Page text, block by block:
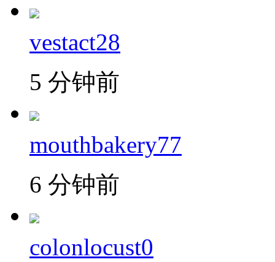
vestact28
5 分钟前
mouthbakery77
6 分钟前
colonlocust0